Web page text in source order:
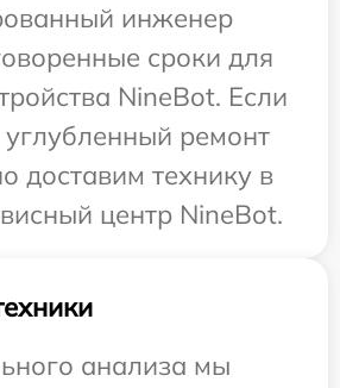
инженер
сроки для
NineBot. Если
углубленный ремонт
доставим технику в
центр NineBot.
анализа мы